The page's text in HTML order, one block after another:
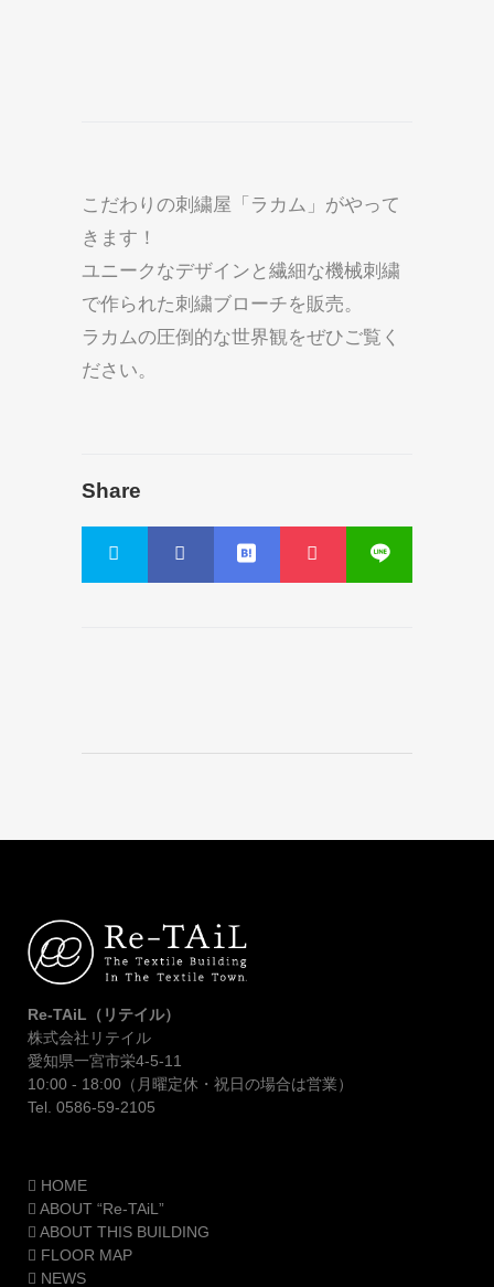
こだわりの刺繍屋「ラカム」がやって
きます！
ユニークなデザインと繊細な機械刺繍
で作られた刺繍ブローチを販売。
ラカムの圧倒的な世界観をぜひご覧く
ださい。
Share
Re-TAiL（リテイル）
株式会社リテイル
愛知県一宮市栄4-5-11
10:00 - 18:00（月曜定休・祝日の場合は営業）
Tel. 0586-59-2105
HOME
ABOUT “Re-TAiL”
ABOUT THIS BUILDING
FLOOR MAP
NEWS